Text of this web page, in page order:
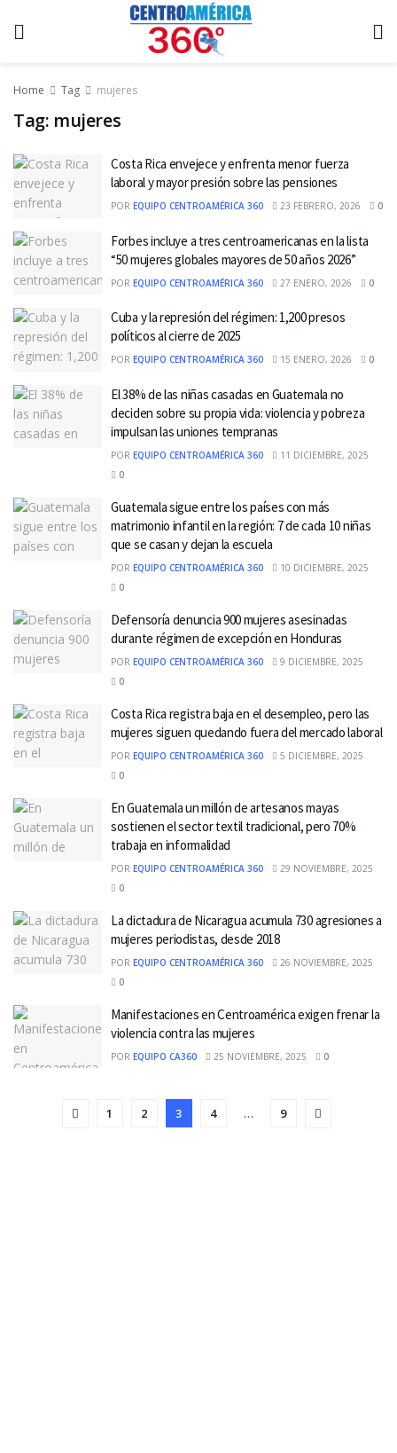
Home Tag mujeres
Tag: mujeres
Costa Rica envejece y enfrenta menor fuerza
laboral y mayor presión sobre las pensiones
POR EQUIPO CENTROAMÉRICA 360 23 FEBRERO, 2026 0
Forbes incluye a tres centroamericanas en la lista
“50 mujeres globales mayores de 50 años 2026”
POR EQUIPO CENTROAMÉRICA 360 27 ENERO, 2026 0
Cuba y la represión del régimen: 1,200 presos
políticos al cierre de 2025
POR EQUIPO CENTROAMÉRICA 360 15 ENERO, 2026 0
El 38% de las niñas casadas en Guatemala no
deciden sobre su propia vida: violencia y pobreza
impulsan las uniones tempranas
POR EQUIPO CENTROAMÉRICA 360
11 DICIEMBRE, 2025
0
Guatemala sigue entre los países con más
matrimonio infantil en la región: 7 de cada 10 niñas
que se casan y dejan la escuela
POR EQUIPO CENTROAMÉRICA 360
10 DICIEMBRE, 2025
0
Defensoría denuncia 900 mujeres asesinadas
durante régimen de excepción en Honduras
POR EQUIPO CENTROAMÉRICA 360
9 DICIEMBRE, 2025
0
Costa Rica registra baja en el desempleo, pero las
mujeres siguen quedando fuera del mercado laboral
POR EQUIPO CENTROAMÉRICA 360
5 DICIEMBRE, 2025
0
En Guatemala un millón de artesanos mayas
sostienen el sector textil tradicional, pero 70%
trabaja en informalidad
POR EQUIPO CENTROAMÉRICA 360
29 NOVIEMBRE, 2025
0
La dictadura de Nicaragua acumula 730 agresiones a
mujeres periodistas, desde 2018
POR EQUIPO CENTROAMÉRICA 360
26 NOVIEMBRE, 2025
0
Manifestaciones en Centroamérica exigen frenar la
violencia contra las mujeres
POR EQUIPO CA360 25 NOVIEMBRE, 2025 0
1 2 3 4 … 9